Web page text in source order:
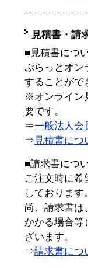
見積書・請
■見積書につ
ぷらっとオン
することがで
※オンライン
要です。
⇒一般法人会
⇒ 見積書につ
■請求書につ
ご注文時に希
しております。
尚、請求書は
かかる場合等
ざいます。
⇒請求書につ